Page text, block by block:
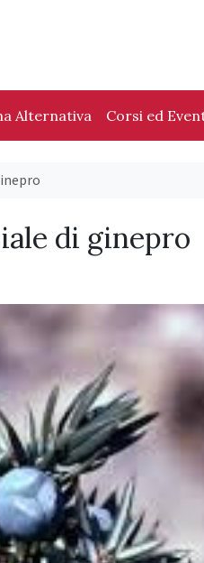
Alternativa Corsi ed
di ginepro